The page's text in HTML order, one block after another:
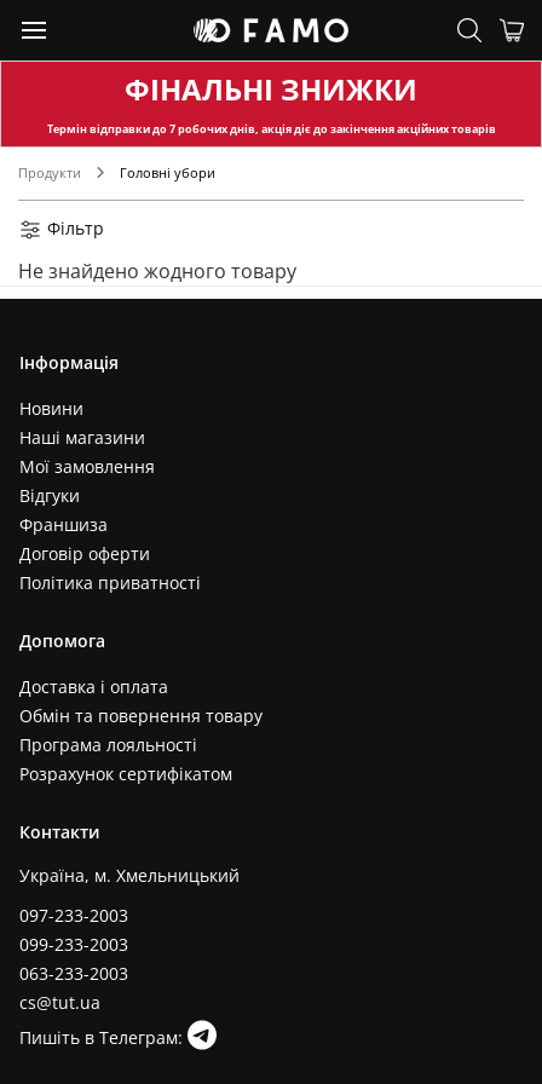
ФІНАЛЬНІ ЗНИЖКИ
Термін відправкидо 7 робочих днів, акція діє до закінчення акційних товарів
Продукти Головні убори
Фільтр
Не знайдено жодного товару
Інформація
Новини
Наші магазини
Мої замовлення
Відгуки
Франшиза
Договір оферти
Політика приватності
Допомога
Доставка і оплата
Обмін та повернення товару
Програма лояльності
Розрахунок сертифікатом
Контакти
Україна, м. Хмельницький
097-233-2003
099-233-2003
063-233-2003
cs@tut.ua
Пишіть в Телеграм: